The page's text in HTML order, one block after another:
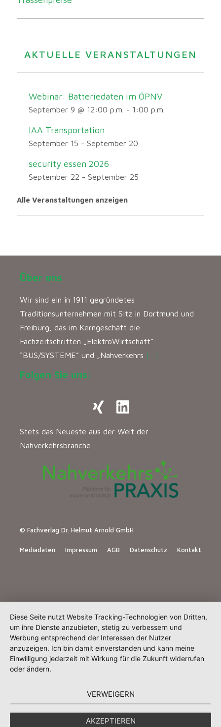
AKTUELLE VERANSTALTUNGEN
Webinar: Batteriedaten im ÖPNV
September 9 @ 12:00 p.m. - 1:00 p.m.
IAA Transportation
September 15 - September 20
security essen 2026
September 22 - September 25
Alle Veranstaltungen anzeigen
Über uns
Wir sind ein in 1911 gegründetes
Traditionsunternehmen mit Sitz in Dortmund und
Freiburg, das im Kerngeschäft die
Fachzeitschriften „ElektroWirtschaft“
“BUS/SYSTEME” und „Nahverkehrs […]
Folgen Sie uns:
Stets das Neueste aus der Welt der
Nahverkehrsbranche
© Fachverlag Dr. Helmut Arnold GmbH
Mediadaten Impressum AGB Datenschutz Kontakt
Diese Seite nutzt Website Tracking-Technologien von Dritten,
um ihre Dienste anzubieten, stetig zu verbessern und
Werbung entsprechend der Interessen der Nutzer
anzuzeigen. Ich bin damit einverstanden und kann meine
Einwilligung jederzeit mit Wirkung für die Zukunft widerrufen
oder ändern.
VERWEIGERN
AKZEPTIEREN